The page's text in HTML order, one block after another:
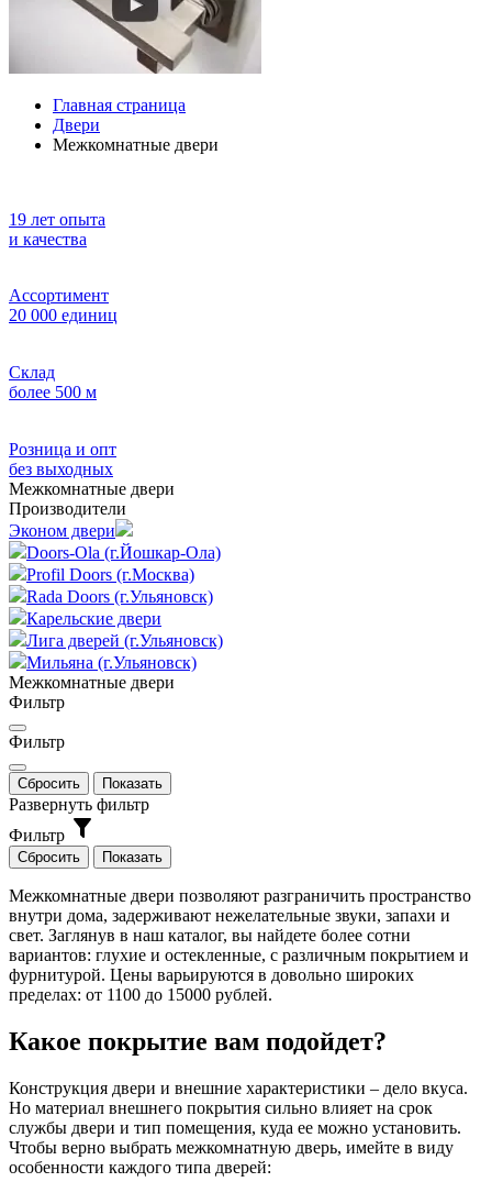
Главная страница
Двери
Межкомнатные двери
19 лет опыта
и качества
Ассортимент
20 000 единиц
Склад
более 500 м
Розница и опт
без выходных
Межкомнатные двери
Производители
Эконом двери
Doors-Ola (г.Йошкар-Ола)
Profil Doors (г.Москва)
Rada Doors (г.Ульяновск)
Карельские двери
Лига дверей (г.Ульяновск)
Мильяна (г.Ульяновск)
Межкомнатные двери
Фильтр
Фильтр
Развернуть фильтр
Фильтр
Межкомнатные двери позволяют разграничить пространство
внутри дома, задерживают нежелательные звуки, запахи и
свет. Заглянув в наш каталог, вы найдете более сотни
вариантов: глухие и остекленные, с различным покрытием и
фурнитурой. Цены варьируются в довольно широких
пределах: от 1100 до 15000 рублей.
Какое покрытие вам подойдет?
Конструкция двери и внешние характеристики – дело вкуса.
Но материал внешнего покрытия сильно влияет на срок
службы двери и тип помещения, куда ее можно установить.
Чтобы верно выбрать межкомнатную дверь, имейте в виду
особенности каждого типа дверей: